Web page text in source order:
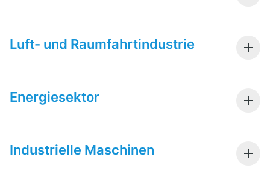
Luft- und Raumfahrtindustrie
Energiesektor
Industrielle Maschinen